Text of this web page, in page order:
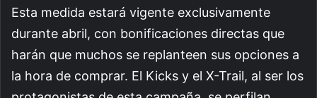
Esta medida estará vigente exclusivamente
durante abril, con bonificaciones directas que
harán que muchos se replanteen sus opciones a
la hora de comprar. El Kicks y el X-Trail, al ser los